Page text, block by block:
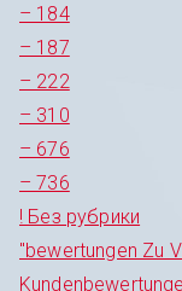
– 184
– 187
– 222
– 310
– 676
– 736
! Без рубрики
"bewertungen Zu